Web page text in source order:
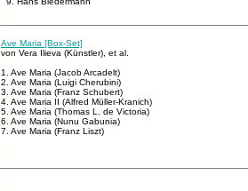
Ave Maria [Box-Set]
von Vera Ilieva (Künstler), et al.
1. Ave Maria (Jacob Arcadelt)
2. Ave Maria (Luigi Cherubini)
3. Ave Maria (Franz Schubert)
4. Ave Maria II (Alfred Müller-Kranich)
5. Ave Maria (Thomas L. de Victoria)
6. Ave Maria (Nunu Gabunia)
7. Ave Maria (Franz Liszt)